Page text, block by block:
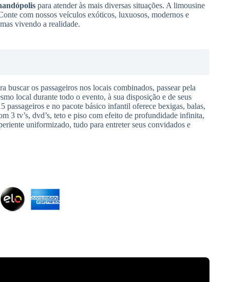
para atender às mais diversas situações. A limousine
com nossos veículos exóticos, luxuosos, modernos e
vivendo a realidade.
os passageiros nos locais combinados, passear pela
local durante todo o evento, à sua disposição e de seus
e no pacote básico infantil oferece bexigas, balas,
3 tv’s, dvd’s, teto e piso com efeito de profundidade infinita,
uniformizado, tudo para entreter seus convidados e